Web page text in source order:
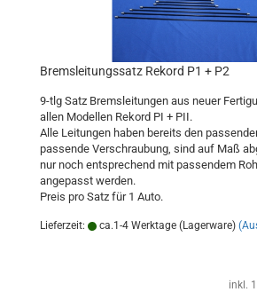
Bremsleitungssatz Rekord P1 + P2
9-tlg Satz Bremsleitungen aus neuer
allen Modellen Rekord PI + PII.
Alle Leitungen haben bereits den
passende Verschraubung, sind auf Maß
nur noch entsprechend mit passendem
angepasst werden.
Preis pro Satz für 1 Auto.
Lieferzeit: ca.1-4 Werktage (Lagerware)
inkl.